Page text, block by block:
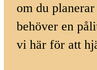
om du
behöver en
vi här för att